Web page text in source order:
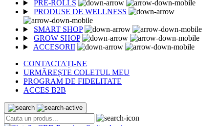
PRE-ROLLS
PRODUSE DE WELLNESS
SMART SHOP
GROW SHOP
ACCESORII
CONTACTAȚI-NE
URMĂREȘTE COLETUL MEU
PROGRAM DE FIDELITATE
ACCES B2B